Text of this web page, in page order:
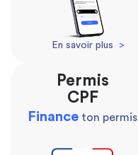
En savoir plus >
Permis
CPF
Finance ton permis